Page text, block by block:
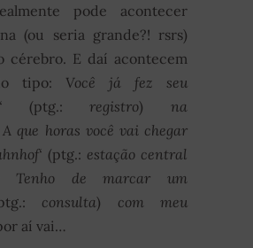
pode acontecer
(ou seria grande?! rsrs)
cérebro. E daí acontecem
tipo: Você já fez seu
(ptg.:registro)na
A que horas você vai chegar
(ptg.: estação central
Tenho de marcar um
consulta) com meu
aí vai…